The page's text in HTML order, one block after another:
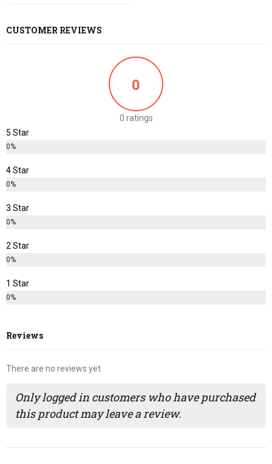
CUSTOMER REVIEWS
0
0 ratings
5 Star
0%
4 Star
0%
3 Star
0%
2 Star
0%
1 Star
0%
Reviews
There are no reviews yet.
Only logged in customers who have purchased
this product may leave a review.